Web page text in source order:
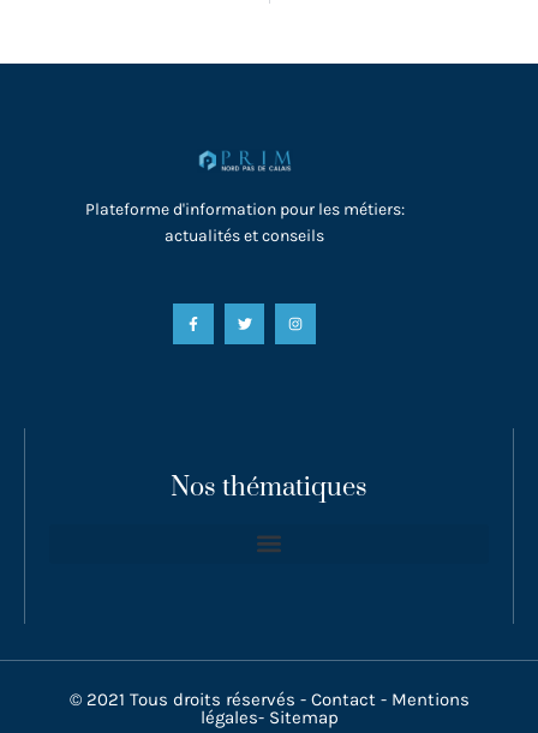
Plateforme d'information pour les métiers:
actualités et conseils
Nos thématiques
© 2021 Tous droits réservés - Contact- Mentions
légales- Sitemap